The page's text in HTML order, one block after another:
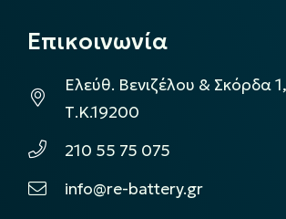
Επικοινωνία
Ελεύθ. Βενιζέλου & Σκόρδα
Τ.Κ.19200
210 55 75 075
info@re-battery.gr